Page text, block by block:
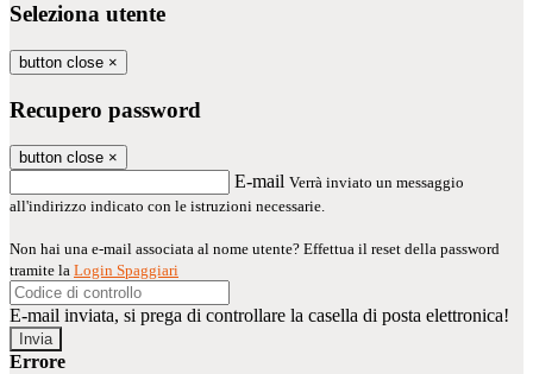
Seleziona utente
button close ×
Recupero password
button close ×
E-mail Verrà inviato un messaggio
all'indirizzo indicato con le istruzioni necessarie.
Non hai una e-mail associata al nome utente? Effettua il reset della password
tramite la Login Spaggiari
E-mail inviata, si prega di controllare la casella di posta elettronica!
Errore